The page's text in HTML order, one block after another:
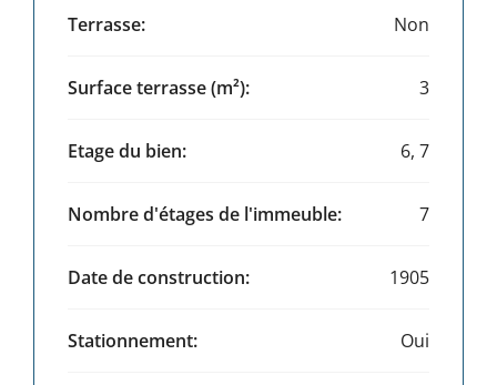
Présentation en images animées
Terrasse: Non
Surface terrasse (m²): 3
Etage du bien: 6, 7
Nombre d'étages de l'immeuble: 7
Date de construction: 1905
Stationnement: Oui